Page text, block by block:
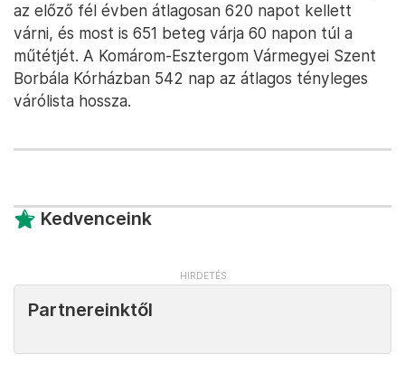
az előző fél évben átlagosan 620 napot kellett
várni, és most is 651 beteg várja 60 napon túl a
műtétjét. A Komárom-Esztergom Vármegyei Szent
Borbála Kórházban 542 nap az átlagos tényleges
várólista hossza.
Kedvenceink
Partnereinktől